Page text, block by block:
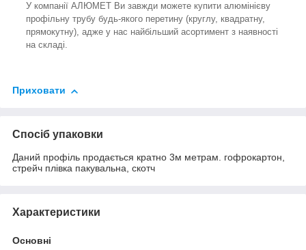
У компанії АЛЮМЕТ Ви завжди можете купити алюмінієву
профільну трубу будь-якого перетину (круглу, квадратну,
прямокутну), адже у нас найбільший асортимент з наявності
на складі.
Приховати
Спосіб упаковки
Даний профіль продається кратно 3м метрам. гофрокартон,
стрейч плівка пакувальна, скотч
Характеристики
Основні